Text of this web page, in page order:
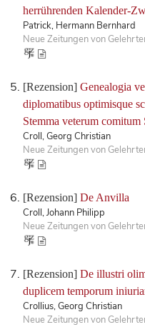
herrührenden Kalender-
Patrick, Hermann Bernhard
Neue Zeitungen von
[Rezension] Genealogia
diplomatibus optimisque
Stemma veterum
Croll, Georg Christian
Neue Zeitungen von
[Rezension] De Anvilla
Croll, Johann Philipp
Neue Zeitungen von
[Rezension] De illustri
duplicem temporum
Crollius, Georg Christian
Neue Zeitungen von